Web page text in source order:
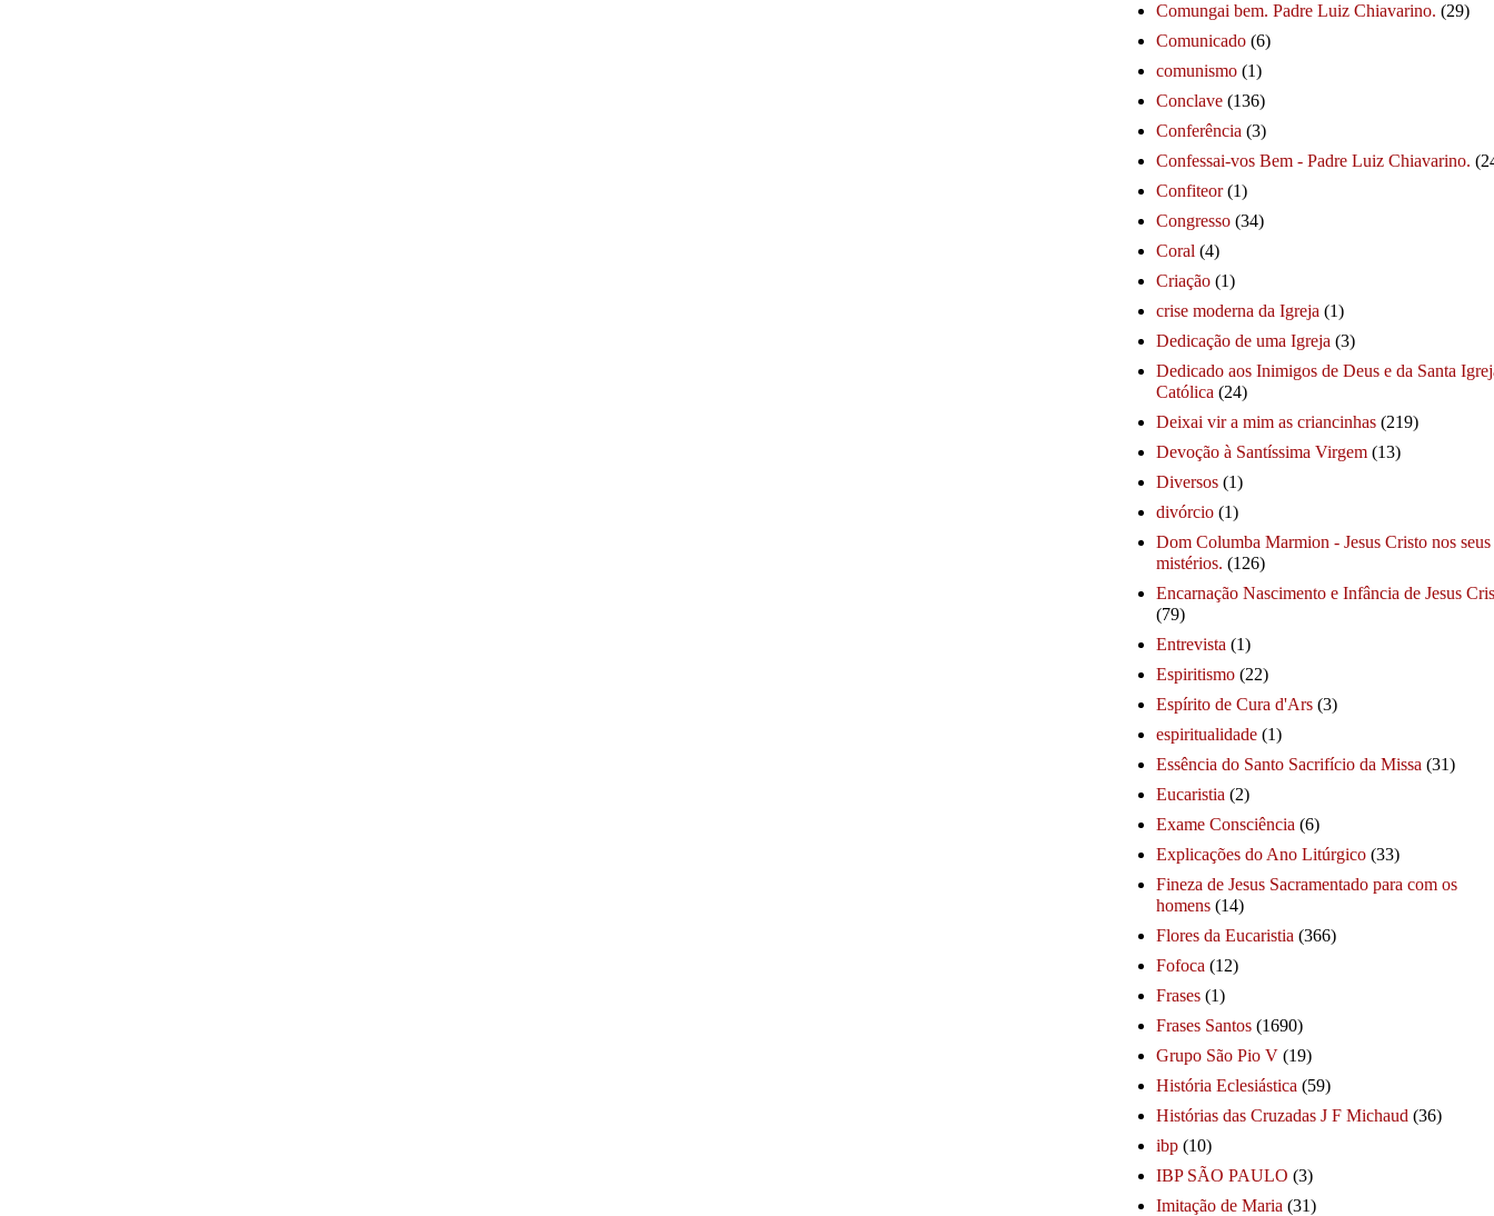
Comungai bem. Padre Luiz Chiavarino. (29)
Comunicado (6)
comunismo (1)
Conclave (136)
Conferência (3)
Confessai-vos Bem - Padre Luiz Chiavarino.
Confiteor (1)
Congresso (34)
Coral (4)
Criação (1)
crise moderna da Igreja (1)
Dedicação de uma Igreja (3)
Dedicado aos Inimigos de Deus e da Santa
Católica (24)
Deixai vir a mim as criancinhas (219)
Devoção à Santíssima Virgem (13)
Diversos (1)
divórcio (1)
Dom Columba Marmion - Jesus Cristo nos seus
mistérios. (126)
Encarnação Nascimento e Infância de Jesus
(79)
Entrevista (1)
Espiritismo (22)
Espírito de Cura d'Ars (3)
espiritualidade (1)
Essência do Santo Sacrifício da Missa (31)
Eucaristia (2)
Exame Consciência (6)
Explicações do Ano Litúrgico (33)
Fineza de Jesus Sacramentado para com os
homens (14)
Flores da Eucaristia (366)
Fofoca (12)
Frases (1)
Frases Santos (1690)
Grupo São Pio V (19)
História Eclesiástica (59)
Histórias das Cruzadas J F Michaud (36)
ibp (10)
IBP SÃO PAULO (3)
Imitação de Maria (31)